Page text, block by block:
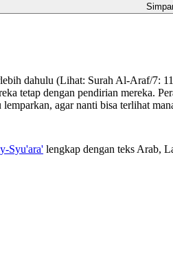
dahulu (Lihat: Surah Al-Araf/7:
tetap dengan pendirian mereka.
agar nanti bisa terlihat
Syu'ara' lengkap dengan teks Arab,